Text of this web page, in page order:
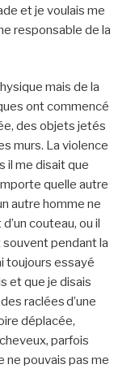
et je voulais me
responsable de la
mais de la
ont commencé
des objets jetés
murs. La violence
il me disait que
quelle autre
autre homme ne
couteau, ou il
souvent pendant la
toujours essayé
et que je disais
raclées d’une
déplacée,
parfois
ne pouvais pas me